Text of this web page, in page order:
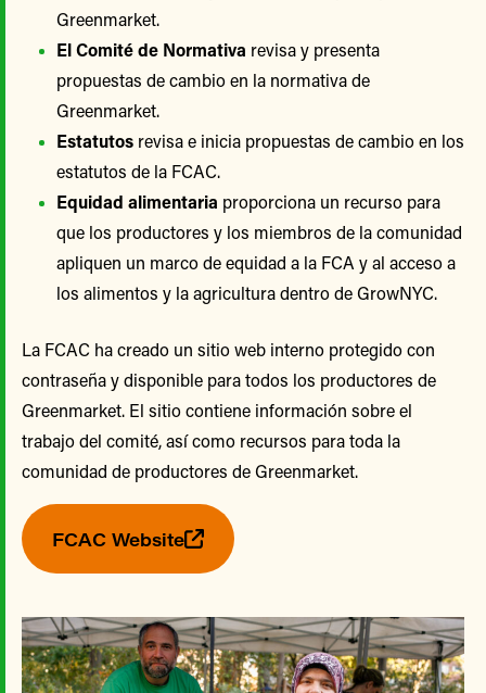
Greenmarket.
El Comité de Normativa revisa y presenta
propuestas de cambio en la normativa de
Greenmarket.
Estatutos revisa e inicia propuestas de cambio en los
estatutos de la FCAC.
Equidad alimentaria proporciona un recurso para
que los productores y los miembros de la comunidad
apliquen un marco de equidad a la FCA y al acceso a
los alimentos y la agricultura dentro de GrowNYC.
La FCAC ha creado un sitio web interno protegido con
contraseña y disponible para todos los productores de
Greenmarket. El sitio contiene información sobre el
trabajo del comité, así como recursos para toda la
comunidad de productores de Greenmarket.
FCAC Website